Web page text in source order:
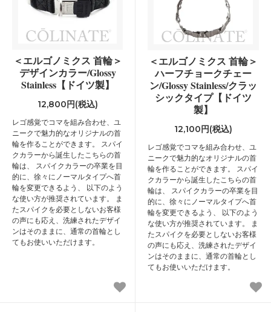
＜エルゴノミクス 首輪＞
デザインカラー/Glossy
Stainless【ドイツ製】
12,800円(税込)
レゴ感覚でコマを組み合わせ、ユ
ニークで魅力的なオリジナルの首
輪を作ることができます。 スパイ
クカラーから誕生したこちらの首
輪は、 スパイクカラーの卒業を目
的に、徐々にノーマルタイプへ首
輪を変更できるよう、 以下のよう
な使い方が推奨されています。 ま
たスパイクを必要としないお客様
の声にも応え、洗練されたデザイ
ンはそのままに、通常の首輪とし
てもお使いいただけます。
＜エルゴノミクス 首輪＞
ハーフチョークチェー
ン/Glossy Stainless/クラッ
シックタイプ【ドイツ
製】
12,100円(税込)
レゴ感覚でコマを組み合わせ、ユ
ニークで魅力的なオリジナルの首
輪を作ることができます。 スパイ
クカラーから誕生したこちらの首
輪は、 スパイクカラーの卒業を目
的に、徐々にノーマルタイプへ首
輪を変更できるよう、 以下のよう
な使い方が推奨されています。 ま
たスパイクを必要としないお客様
の声にも応え、洗練されたデザイ
ンはそのままに、通常の首輪とし
てもお使いいただけます。